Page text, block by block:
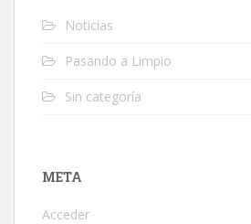
Noticias
Pasando a Limpio
Sin categoría
META
Acceder